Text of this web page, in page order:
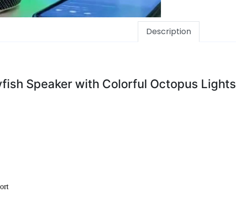
Description
Speaker with Colorful Octopus Lights